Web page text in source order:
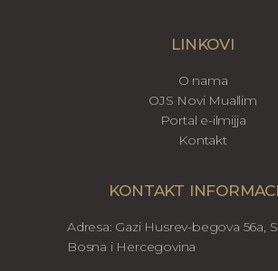
LINKOVI
O nama
OJS Novi Muallim
Portal e-ilmijja
Kontakt
KONTAKT
Adresa: Gazi Husrev-begova 56a,
Bosna i Hercegovina